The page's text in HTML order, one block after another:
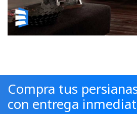
Compra tus
con entrega